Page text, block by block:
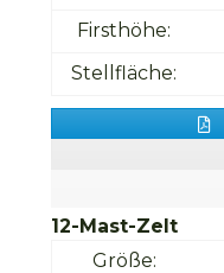
Firsthöhe:
Stellfläche:
12-Mast-Zelt
Größe: